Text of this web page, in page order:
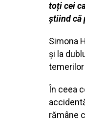
toți cei
știind că
Simona
și la
temerilor
În ceea
rămâne